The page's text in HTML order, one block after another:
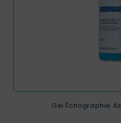
Gel Échographie